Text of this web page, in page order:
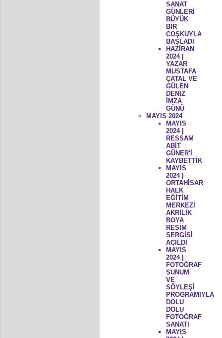
SANAT
GÜNLERİ
BÜYÜK
BİR
COŞKUYLA
BAŞLADI
HAZİRAN
2024 |
YAZAR
MUSTAFA
ÇATAL VE
GÜLEN
DENİZ
İMZA
GÜNÜ
MAYIS 2024
MAYIS
2024 |
RESSAM
ABİT
GÜNER'İ
KAYBETTİK
MAYIS
2024 |
ORTAHİSAR
HALK
EĞİTİM
MERKEZİ
AKRİLİK
BOYA
RESİM
SERGİSİ
AÇILDI
MAYIS
2024 |
FOTOĞRAF
SUNUM
VE
SÖYLEŞİ
PROGRAMIYLA
DOLU
DOLU
FOTOĞRAF
SANATI
MAYIS